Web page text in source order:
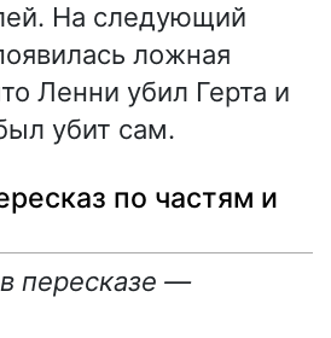
На следующий
ложная
Ленни убил Герта и
убит сам.
по частям и
пересказе —